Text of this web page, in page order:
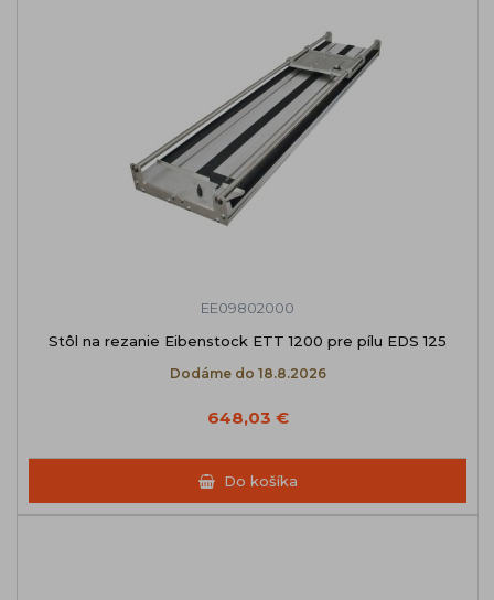
EE09802000
Stôl na rezanie Eibenstock ETT 1200 pre pílu EDS 125
Dodáme do 18.8.2026
648,03 €
Do košíka